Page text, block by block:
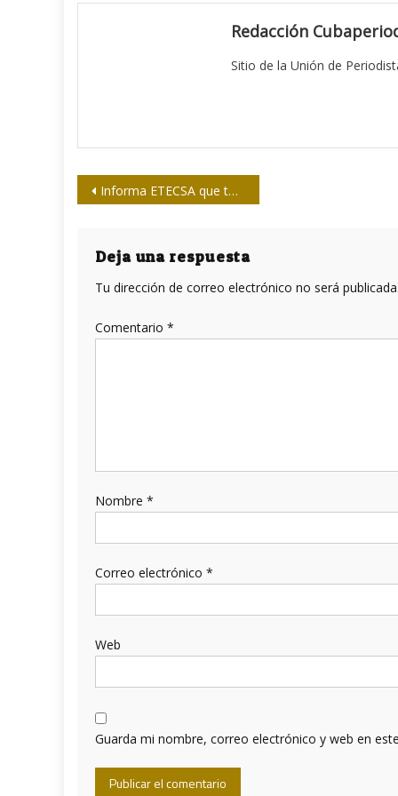
Redacción
Sitio de la Unión de
Navegación
entradas
Informa ETECSA que todos los servicios móviles identificados con 3G han sido habilitados
Deja una respuesta
Tu dirección de correo electrónico no será
Comentario *
Nombre *
Correo electrónico *
Web
Guarda mi nombre, correo electrónico y web en